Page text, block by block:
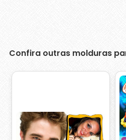
Confira outras molduras